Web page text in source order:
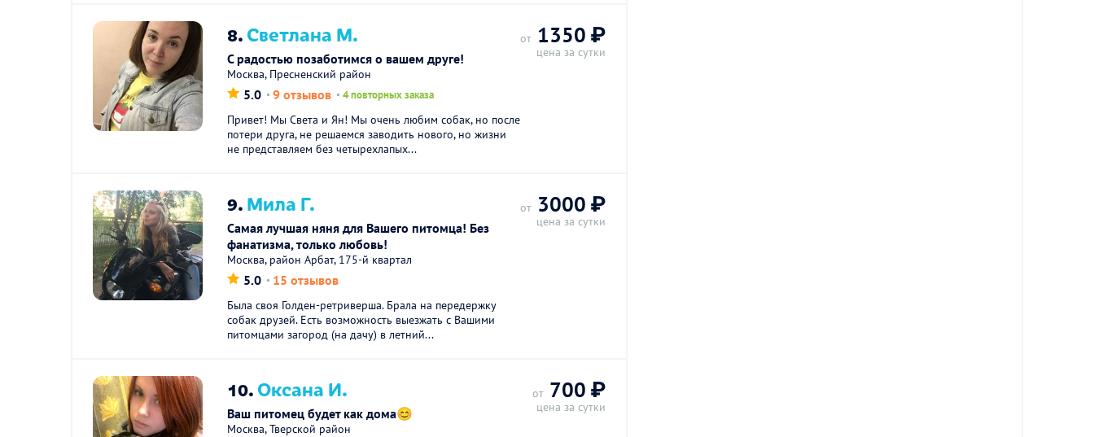
8.Светлана М.
С радостью позаботимся о вашем друге!
Москва, Пресненский район
5.0 9 отзывов 4 повторных заказа
Привет! Мы Света и Ян! Мы очень любим собак, но после
потери друга, не решаемся заводить нового, но жизни
не представляем без четырехлапых...
от 1350 ₽
цена за сутки
9.Мила Г.
Самая лучшая няня для Вашего питомца! Без
фанатизма, только любовь!
Москва, район Арбат, 175-й квартал
5.0 15 отзывов
Была своя Голден-ретриверша. Брала на передержку
собак друзей. Есть возможность выезжать с Вашими
питомцами загород (на дачу) в летний...
от 3000 ₽
цена за сутки
10.Оксана И.
Ваш питомец будет как дома😊
Москва, Тверской район
от 700 ₽
цена за сутки